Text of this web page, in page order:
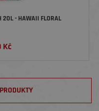
20L - HAWAII FLORAL
Kč